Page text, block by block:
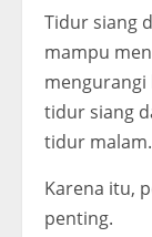
Tidur siang
mampu
mengurangi
tidur siang
tidur malam.
Karena itu,
penting.